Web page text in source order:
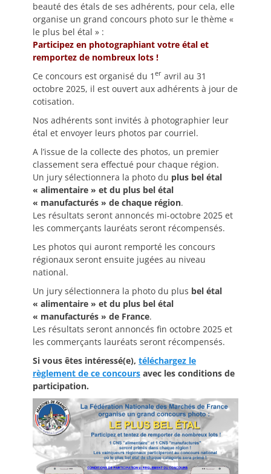
beauté des étals de ses adhérents, pour cela, elle
organise un grand concours photo sur le thème «
le plus bel étal » :
Participez en photographiant votre étal et
remportez de nombreux lots !
Ce concours est organisé du 1 er avril au 31
octobre 2025, il est ouvert aux adhérents à jour de
cotisation.
Nos adhérents sont invités à photographier leur
étal et envoyer leurs photos par courriel.
A l’issue de la collecte des photos, un premier
classement sera effectué pour chaque région.
Un jury sélectionnera la photo du plus bel étal
« alimentaire » et du plus bel étal
« manufacturés » de chaque région.
Les résultats seront annoncés mi-octobre 2025 et
les commerçants lauréats seront récompensés.
Les photos qui auront remporté les concours
régionaux seront ensuite jugées au niveau
national.
Un jury sélectionnera la photo du plus bel étal
« alimentaire » et du plus bel étal
« manufacturés » de France.
Les résultats seront annoncés fin octobre 2025 et
les commerçants lauréats seront récompensés.
Si vous êtes intéressé(e), téléchargez le
règlement de ce concours avec les conditions de
participation.